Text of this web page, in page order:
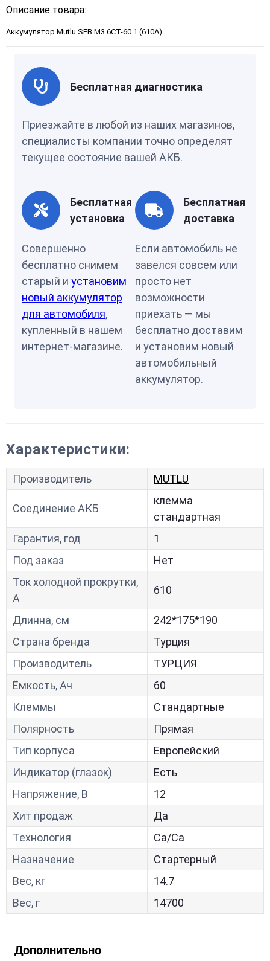
Описание товара:
Аккумулятор Mutlu SFB M3 6CT-60.1 (610A)
Бесплатная диагностика
Приезжайте в любой из наших магазинов,
специалисты компании точно определят
текущее состояние вашей АКБ.
Бесплатная
установка
Совершенно
бесплатно снимем
старый и установим
новый аккумулятор
для автомобиля,
купленный в нашем
интернет-магазине.
Бесплатная
доставка
Если автомобиль не
завелся совсем или
просто нет
возможности
приехать — мы
бесплатно доставим
и установим новый
автомобильный
аккумулятор.
Характеристики:
Производитель MUTLU
Соединение АКБ
клемма
стандартная
Гарантия, год
1
Под заказ
Нет
Ток холодной прокрутки,
A
610
Длинна, см
242*175*190
Страна бренда
Турция
Производитель
ТУРЦИЯ
Ёмкость, Ач
60
Клеммы
Стандартные
Полярность
Прямая
Тип корпуса
Европейский
Индикатор (глазок)
Есть
Напряжение, В
12
Хит продаж
Да
Технология
Са/Са
Назначение
Стартерный
Вес, кг
14.7
Вес, г
14700
Дополнительно